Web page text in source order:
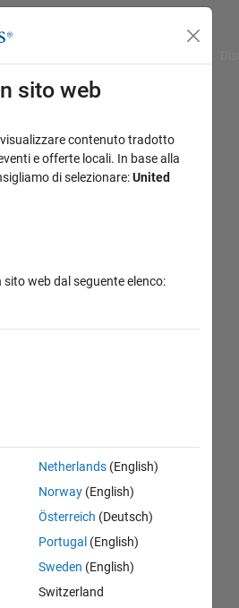
sito web
contenuto tradotto
e offerte locali. In base alla
di selezionare:United
web dal seguente elenco:
Netherlands(English)
Norway(English)
Österreich (Deutsch)
Portugal (English)
Sweden (English)
Switzerland